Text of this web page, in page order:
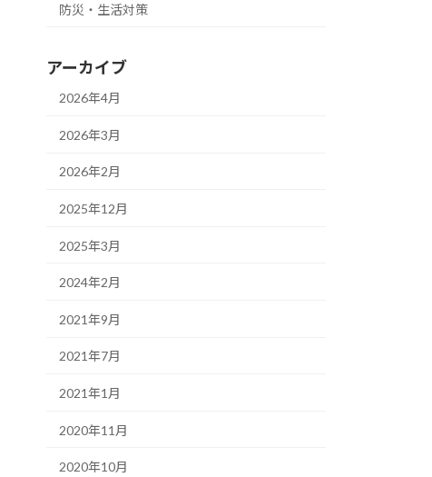
防災・生活対策
アーカイブ
2026年4月
2026年3月
2026年2月
2025年12月
2025年3月
2024年2月
2021年9月
2021年7月
2021年1月
2020年11月
2020年10月